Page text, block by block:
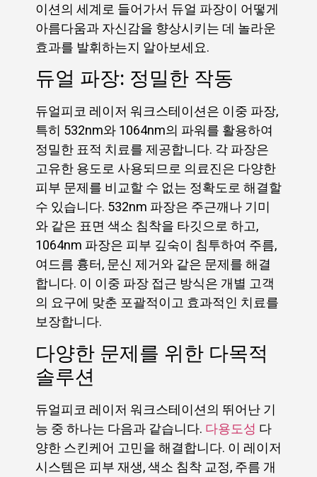
이션의 세계로 들어가서 듀얼 파장이 어떻게
아름다움과 자신감을 향상시키는 데 놀라운
효과를 발휘하는지 알아보세요.
듀얼 파장: 정밀한 작동
듀얼피코 레이저 워크스테이션은 이중 파장,
특히 532nm와 1064nm의 파워를 활용하여
정밀한 표적 치료를 제공합니다. 각 파장은
고유한 용도로 사용되므로 의료진은 다양한
피부 문제를 비교할 수 없는 정확도로 해결할
수 있습니다. 532nm 파장은 주근깨나 기미
와 같은 표면 색소 침착을 타깃으로 하고,
1064nm 파장은 피부 깊숙이 침투하여 주름,
여드름 흉터, 문신 제거와 같은 문제를 해결
합니다. 이 이중 파장 접근 방식은 개별 고객
의 요구에 맞춘 포괄적이고 효과적인 치료를
보장합니다.
다양한 문제를 위한 다목적
솔루션
듀얼피코 레이저 워크스테이션의 뛰어난 기
능 중 하나는 다음과 같습니다. 다용도성 다
양한 스킨케어 고민을 해결합니다. 이 레이저
시스템은 피부 재생, 색소 침착 교정, 주름 개